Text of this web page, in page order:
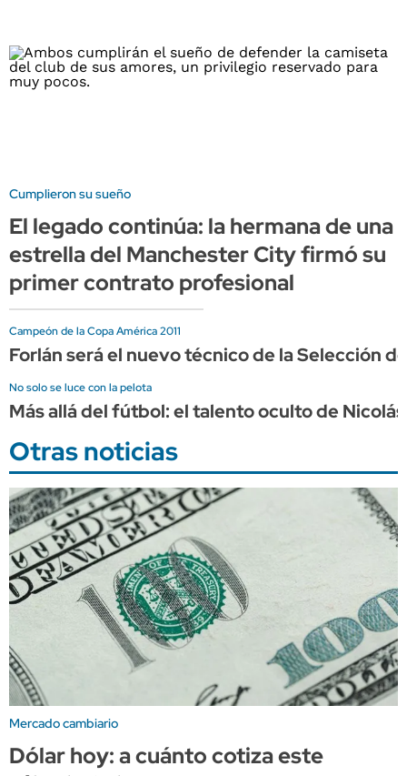
Cumplieron su sueño
El legado continúa: la hermana de una
estrella del Manchester City firmó su
primer contrato profesional
Campeón de la Copa América 2011
Forlán será el nuevo técnico de la Selección
No solo se luce con la pelota
Más allá del fútbol: el talento oculto de
Otras noticias
Mercado cambiario
Dólar hoy: a cuánto cotiza este